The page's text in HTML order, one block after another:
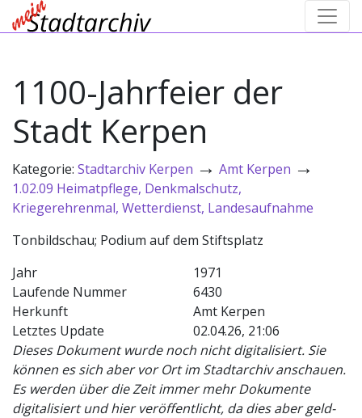
1100-Jahrfeier der
Stadt Kerpen
Kategorie: Stadtarchiv Kerpen → Amt Kerpen →
1.02.09 Heimatpflege, Denkmalschutz,
Kriegerehrenmal, Wetterdienst, Landesaufnahme
Tonbildschau; Podium auf dem Stiftsplatz
Jahr
1971
Laufende Nummer
6430
Herkunft
Amt Kerpen
Letztes Update
02.04.26, 21:06
Dieses Dokument wurde noch nicht digitalisiert. Sie
können es sich aber vor Ort im Stadtarchiv anschauen.
Es werden über die Zeit immer mehr Dokumente
digitalisiert und hier veröffentlicht, da dies aber geld-